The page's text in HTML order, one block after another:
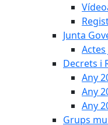
Junta
Decrets i
Any
Any
Any
Grups